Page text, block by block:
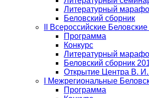
Литературный
Беловский сборник
II Всероссийские
Программа
Конкурс
Литературный
Беловский сборник
Открытие Центра В.
I Межрегиональные
Программа